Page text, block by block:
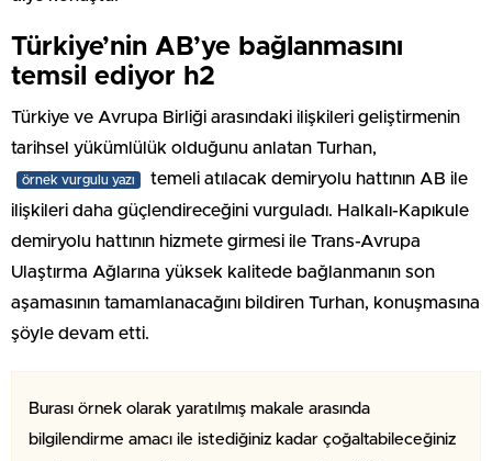
Türkiye’nin AB’ye bağlanmasını
temsil ediyor h2
Türkiye ve Avrupa Birliği arasındaki ilişkileri geliştirmenin
tarihsel yükümlülük olduğunu anlatan Turhan,
örnek vurgulu yazı
temeli atılacak demiryolu hattının AB ile
ilişkileri daha güçlendireceğini vurguladı. Halkalı-Kapıkule
demiryolu hattının hizmete girmesi ile Trans-Avrupa
Ulaştırma Ağlarına yüksek kalitede bağlanmanın son
aşamasının tamamlanacağını bildiren Turhan, konuşmasına
şöyle devam etti.
Burası örnek olarak yaratılmış makale arasında
bilgilendirme amacı ile istediğiniz kadar çoğaltabileceğiniz